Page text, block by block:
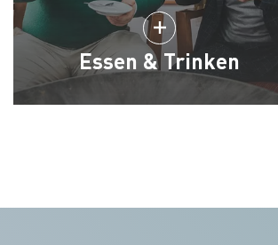
Essen & Trinken